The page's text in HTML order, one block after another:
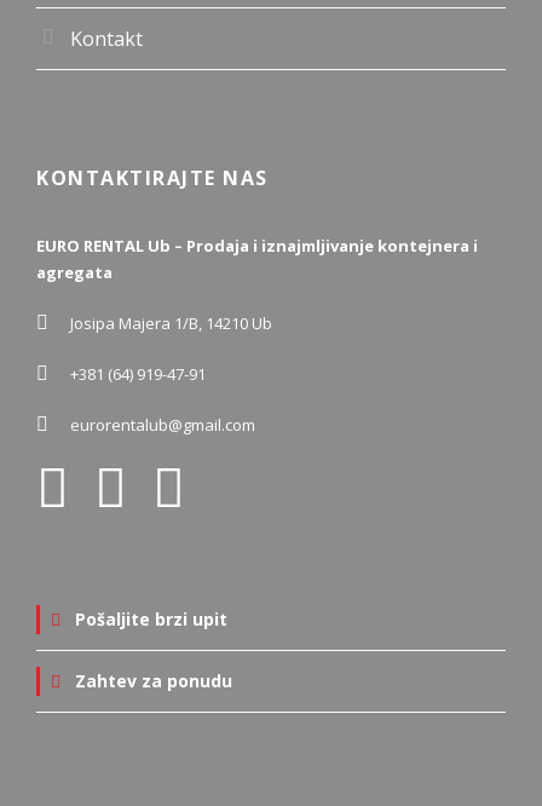
Kontakt
KONTAKTIRAJTE NAS
EURO RENTAL Ub – Prodaja i iznajmljivanje kontejnera i
agregata
Josipa Majera 1/B, 14210 Ub
+381 (64) 919-47-91
eurorentalub@gmail.com
Pošaljite brzi upit
Zahtev za ponudu